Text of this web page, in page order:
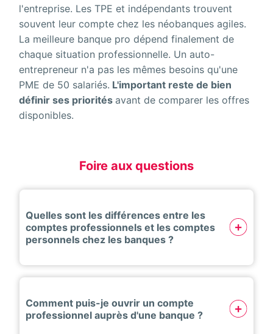
l'entreprise. Les TPE et indépendants trouvent
souvent leur compte chez les néobanques agiles.
La meilleure banque pro dépend finalement de
chaque situation professionnelle. Un auto-
entrepreneur n'a pas les mêmes besoins qu'une
PME de 50 salariés. L'important reste de bien
définir ses priorités avant de comparer les offres
disponibles.
Foire aux questions
Quelles sont les différences entre les
comptes professionnels et les comptes
personnels chez les banques ?
Comment puis-je ouvrir un compte
professionnel auprès d'une banque ?